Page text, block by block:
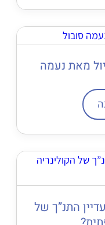
מאת נעמה
התנ”ך של